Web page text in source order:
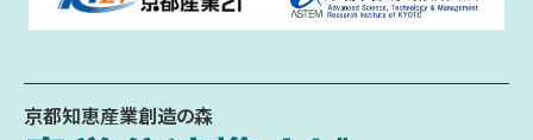
京都知恵産業創造の森